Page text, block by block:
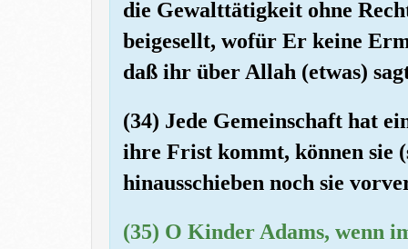
die Gewalttätigkeit ohne
beigesellt, wofür Er keine
daß ihr über Allah (etwas)
(34) Jede Gemeinschaft hat
ihre Frist kommt, können sie
hinausschieben noch sie
(35) O Kinder Adams, wenn